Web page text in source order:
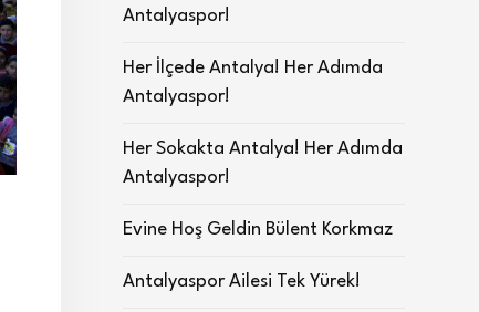
Antalyaspor!
Her İlçede Antalya! Her Adımda
Antalyaspor!
Her Sokakta Antalya! Her Adımda
Antalyaspor!
Evine Hoş Geldin Bülent Korkmaz
Antalyaspor Ailesi Tek Yürek!